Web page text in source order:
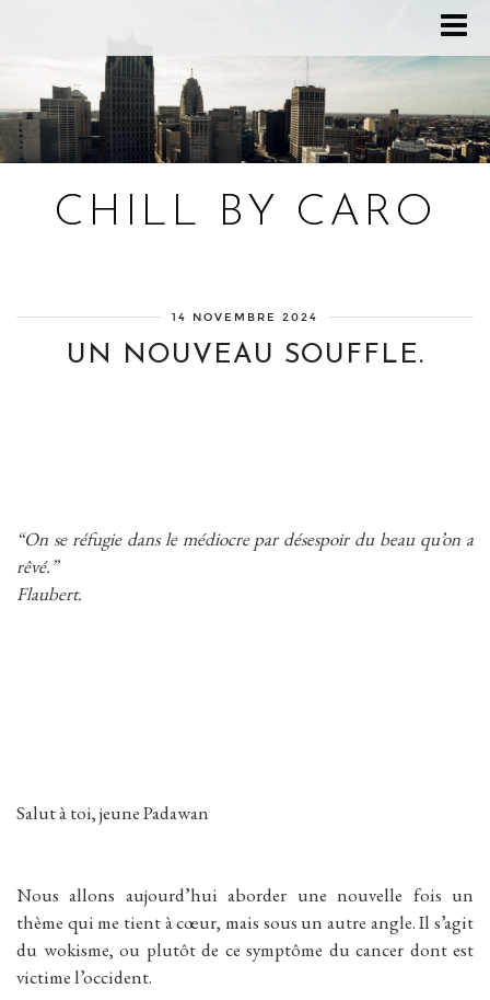
CHILL BY CARO
14 NOVEMBRE 2024
UN NOUVEAU SOUFFLE.
“On se réfugie dans le médiocre par désespoir du beau qu’on a
rêvé.”
Flaubert.
Salut à toi, jeune Padawan
Nous allons aujourd’hui aborder une nouvelle fois un
thème qui me tient à cœur, mais sous un autre angle. Il s’agit
du wokisme, ou plutôt de ce symptôme du cancer dont est
victime l’occident.